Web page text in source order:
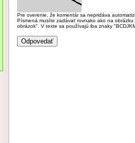
Pre overenie, že komentár sa nepridáva
Písmená musíte zadávať rovnako ako na
obrázok". V texte sa používajú iba znaky